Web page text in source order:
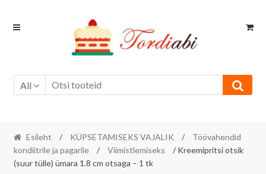
Skip
Skip
All
Esileht / KÜPSETAMISEKS VAJALIK /
Töövahendid
kondiitrile ja pagarile
/ Viimistlemiseks
/ Kreemipritsi otsik
(suur tülle) ümara 1.8 cm otsaga – 1 tk